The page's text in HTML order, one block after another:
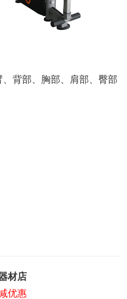
背部、胸部、肩部、臀部
材店
优惠